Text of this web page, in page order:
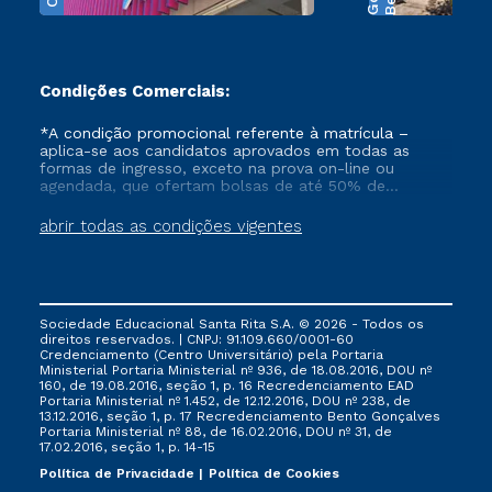
Condições Comerciais:
abrir todas as condições vigentes
*A condição promocional referente à matrícula –
aplica-se aos candidatos aprovados em todas as
formas de ingresso, exceto na prova on-line ou
agendada, que ofertam bolsas de até 50% de
que ainda não tenham efetivado e/ou não tenham
cancelado ou trancado sua matrícula em uma das
FIES, Prouni e outros programas governamentais, e
não se acumula com nenhuma outra campanha
ofertada pela Instituição.
Sociedade Educacional Santa Rita S.A. © 2026 - Todos os
direitos reservados. | CNPJ: 91.109.660/0001-60
Credenciamento (Centro Universitário) pela Portaria
Ministerial Portaria Ministerial nº 936, de 18.08.2016, DOU nº
160, de 19.08.2016, seção 1, p. 16 Recredenciamento EAD
Portaria Ministerial nº 1.452, de 12.12.2016, DOU nº 238, de
13.12.2016, seção 1, p. 17 Recredenciamento Bento Gonçalves
Portaria Ministerial nº 88, de 16.02.2016, DOU nº 31, de
17.02.2016, seção 1, p. 14-15
Política de Privacidade
Política de Cookies